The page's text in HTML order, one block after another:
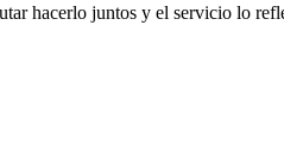
hacerlo juntos y el servicio lo